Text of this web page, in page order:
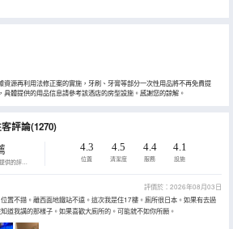
資源再利用法修正案的實施，牙刷、牙膏等部分一次性用品將不再免費提
具體提供的用品信息請參考該酒店的房型設施。感謝您的諒解。
評論(1270)
永安旅遊評價由真實酒店住客提供的評價。
4.3
位置
4.5
清潔度
4.4
服務
4.1
設施
評價於：2026年08月03日
置不錯。離西面地鐵站不遠。這次我是住17樓。廁所很日本。如果有去過
道我講的那樣子。如果喜歡大廁所的。可能就不如你所願。